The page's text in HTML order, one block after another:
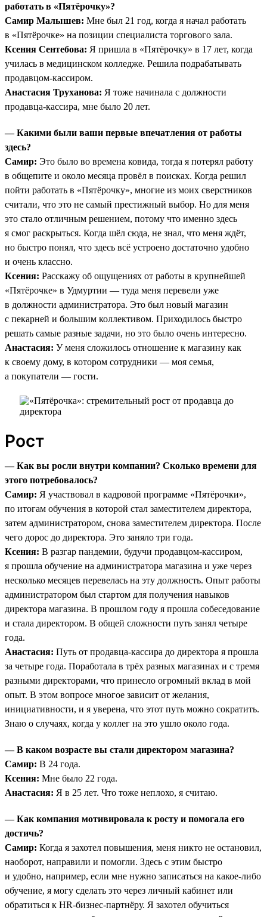
работать в «Пятёрочку»?
Самир Малышев: Мне был 21 год, когда я начал работать
в «Пятёрочке» на позиции специалиста торгового зала.
Ксения Сентебова: Я пришла в «Пятёрочку» в 17 лет, когда
училась в медицинском колледже. Решила подрабатывать
продавцом-кассиром.
Анастасия Труханова: Я тоже начинала с должности
продавца-кассира, мне было 20 лет.
— Какими были ваши первые впечатления от работы
здесь?
Самир: Это было во времена ковида, тогда я потерял работу
в общепите и около месяца провёл в поисках. Когда решил
пойти работать в «Пятёрочку», многие из моих сверстников
считали, что это не самый престижный выбор. Но для меня
это стало отличным решением, потому что именно здесь
я смог раскрыться. Когда шёл сюда, не знал, что меня ждёт,
но быстро понял, что здесь всё устроено достаточно удобно
и очень классно.
Ксения: Расскажу об ощущениях от работы в крупнейшей
«Пятёрочке» в Удмуртии — туда меня перевели уже
в должности администратора. Это был новый магазин
с пекарней и большим коллективом. Приходилось быстро
решать самые разные задачи, но это было очень интересно.
Анастасия: У меня сложилось отношение к магазину как
к своему дому, в котором сотрудники — моя семья,
а покупатели — гости.
Рост
— Как вы росли внутри компании? Сколько времени для
этого потребовалось?
Самир: Я участвовал в кадровой программе «Пятёрочки»,
по итогам обучения в которой стал заместителем директора,
затем администратором, снова заместителем директора. После
чего дорос до директора. Это заняло три года.
Ксения: В разгар пандемии, будучи продавцом-кассиром,
я прошла обучение на администратора магазина и уже через
несколько месяцев перевелась на эту должность. Опыт работы
администратором был стартом для получения навыков
директора магазина. В прошлом году я прошла собеседование
и стала директором. В общей сложности путь занял четыре
года.
Анастасия: Путь от продавца-кассира до директора я прошла
за четыре года. Поработала в трёх разных магазинах и с тремя
разными директорами, что принесло огромный вклад в мой
опыт. В этом вопросе многое зависит от желания,
инициативности, и я уверена, что этот путь можно сократить.
Знаю о случаях, когда у коллег на это ушло около года.
— В каком возрасте вы стали директором магазина?
Самир: В 24 года.
Ксения: Мне было 22 года.
Анастасия: Я в 25 лет. Что тоже неплохо, я считаю.
— Как компания мотивировала к росту и помогала его
достичь?
Самир: Когда я захотел повышения, меня никто не остановил,
наоборот, направили и помогли. Здесь с этим быстро
и удобно, например, если мне нужно записаться на какое-либо
обучение, я могу сделать это через личный кабинет или
обратиться к HR-бизнес-партнёру. Я захотел обучиться